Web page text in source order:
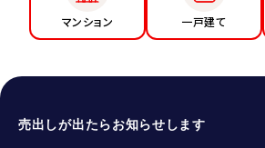
マンション 一戸建て
売出しが出たらお知らせします